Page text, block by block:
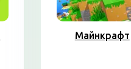
Майнкрафт